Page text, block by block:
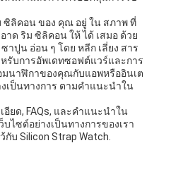
ซิลิคอน ของ คุณ อยู่ ใน สภาพ ที่
าด ริม ซิลิคอน ให้ ได้ เสมอ ด้วย
าปูน อ่อน ๆ โดย หลีก เลี่ยง สาร
หรับการอัพเดทซอฟต์แวร์และการ
นาฬิกาของคุณกับแอพหรืออินเต
เป็นทางการ ตามคําแนะนําใน
ยด, FAQs, และคําแนะนําใน
ไซต์อย่างเป็นทางการของเรา
บ Silicon Strap Watch.